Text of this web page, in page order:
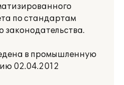
по стандартам
законодательства.
в промышленную
02.04.2012